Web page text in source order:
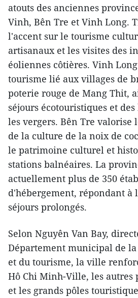
atouts des anciennes
Vinh, Bên Tre et Vinh Long.
l'accent sur le tourisme
artisanaux et les visites des
éoliennes côtières. Vinh
tourisme lié aux villages de
poterie rouge de Mang Thit,
séjours écotouristiques et
les vergers. Bên Tre valorise
de la culture de la noix de
le patrimoine culturel et
stations balnéaires. La
actuellement plus de 350
d'hébergement, répondant à
séjours prolongés.
Selon Nguyên Van Bay,
Département municipal de
et du tourisme, la ville
Hô Chi Minh-Ville, les autres
et les grands pôles